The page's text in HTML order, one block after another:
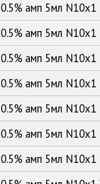
амп 5мл
амп 5мл
амп 5мл
амп 5мл
амп 5мл
амп 5мл
амп 5мл